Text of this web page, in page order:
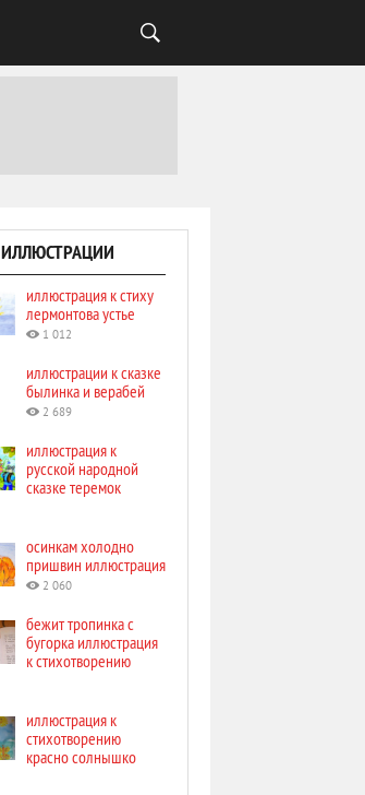
ИЛЛЮСТРАЦИИ
иллюстрация к стиху
лермонтова устье
1 012
иллюстрации к сказке
былинка и верабей
2 689
иллюстрация к
русской народной
сказке теремок
осинкам холодно
пришвин иллюстрация
2 060
бежит тропинка с
бугорка иллюстрация
к стихотворению
иллюстрация к
стихотворению
красно солнышко